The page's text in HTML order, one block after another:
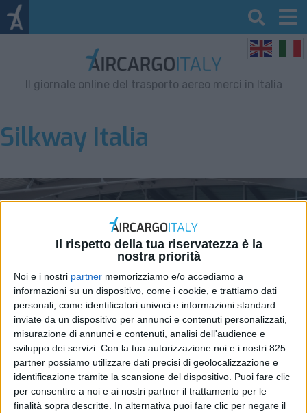
Il rispetto della tua riservatezza è la
nostra priorità
Noi e i nostri partner memorizziamo e/o accediamo a
informazioni su un dispositivo, come i cookie, e trattiamo dati
personali, come identificatori univoci e informazioni standard
inviate da un dispositivo per annunci e contenuti personalizzati,
misurazione di annunci e contenuti, analisi dell'audience e
sviluppo dei servizi. Con la tua autorizzazione noi e i nostri 825
partner possiamo utilizzare dati precisi di geolocalizzazione e
identificazione tramite la scansione del dispositivo. Puoi fare clic
per consentire a noi e ai nostri partner il trattamento per le
finalità sopra descritte. In alternativa puoi fare clic per negare il
Il giornale online del trasporto aereo merci in Italia
Silkway Italia